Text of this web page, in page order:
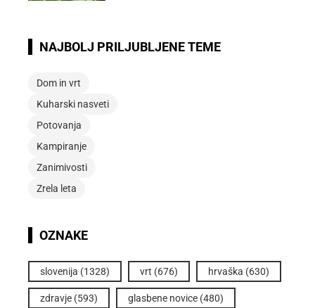
NAJBOLJ PRILJUBLJENE TEME
Dom in vrt
Kuharski nasveti
Potovanja
Kampiranje
Zanimivosti
Zrela leta
OZNAKE
slovenija (1328) vrt (676) hrvaška (630)
zdravje (593) glasbene novice (480)